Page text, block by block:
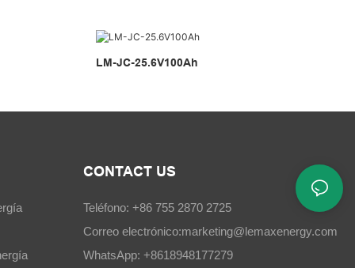
LM-JC-25.6V100Ah
CONTACT US
Teléfono: +86 755 2870 2725
Correo electrónico:marketing@lemaxenergy.com
WhatsApp: +8618948177279